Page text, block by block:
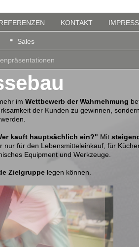
KONTAKT
Sales
im Wettbewerb der Wahrnehmung
der Kunden zu gewinnen,
kauft hauptsächlich ein?" Mit
für den Lebensmitteleinkauf, für
Equipment und Werkzeuge.
Zielgruppe legen können.